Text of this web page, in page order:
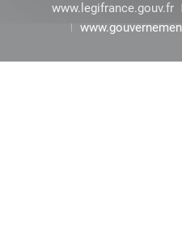
www.legifrance.gouv.fr